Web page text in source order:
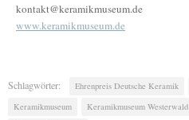
kontakt@keramikmuseum.de
www.keramikmuseum.de
Schlagwörter: Ehrenpreis Deutsche Keramik
Keramikmuseum
Keramikmuseum Westerwald